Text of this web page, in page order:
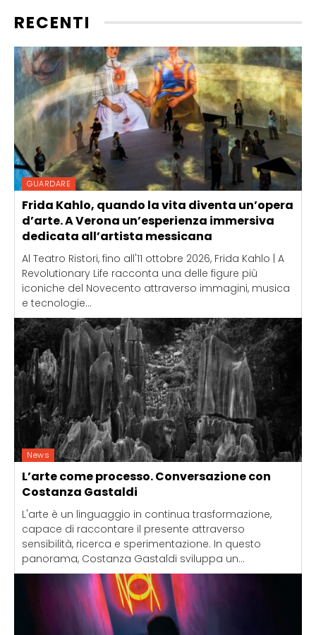
RECENTI
GUARDARE
Frida Kahlo, quando la vita diventa un’opera
d’arte. A Verona un’esperienza immersiva
dedicata all’artista messicana
Al Teatro Ristori, fino all'11 ottobre 2026, Frida Kahlo | A
Revolutionary Life racconta una delle figure più
iconiche del Novecento attraverso immagini, musica
e tecnologie...
News
L’arte come processo. Conversazione con
Costanza Gastaldi
L'arte è un linguaggio in continua trasformazione,
capace di raccontare il presente attraverso
sensibilità, ricerca e sperimentazione. In questo
panorama, Costanza Gastaldi sviluppa un...